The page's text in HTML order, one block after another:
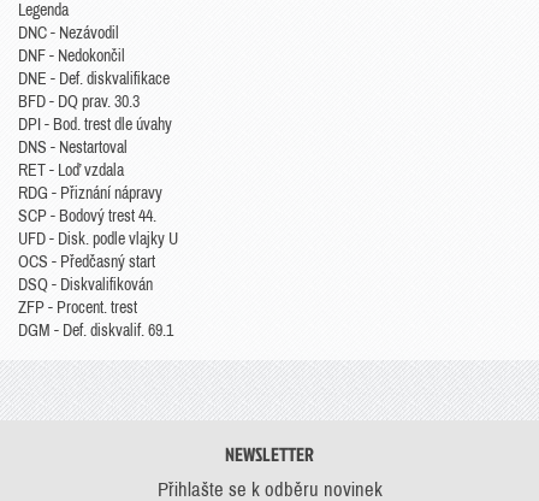
Legenda
DNC - Nezávodil
DNF - Nedokončil
DNE - Def. diskvalifikace
BFD - DQ prav. 30.3
DPI - Bod. trest dle úvahy
DNS - Nestartoval
RET - Loď vzdala
RDG - Přiznání nápravy
SCP - Bodový trest 44.
UFD - Disk. podle vlajky U
OCS - Předčasný start
DSQ - Diskvalifikován
ZFP - Procent. trest
DGM - Def. diskvalif. 69.1
NEWSLETTER
Přihlašte se k odběru novinek